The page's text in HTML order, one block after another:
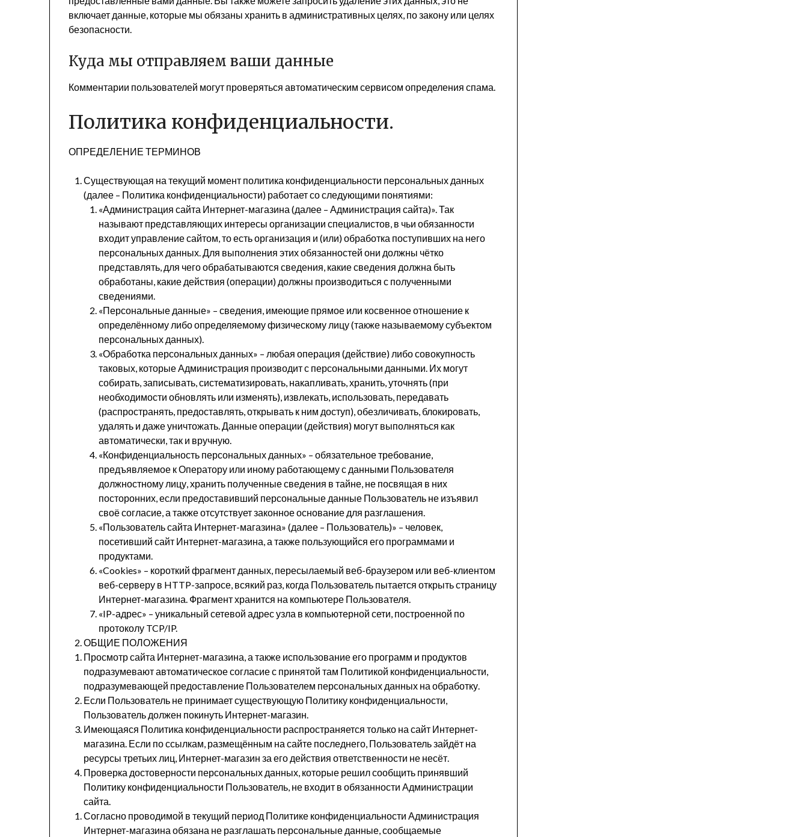
включает данные, которые мы обязаны хранить в административных целях, по закону или целях
безопасности.
Куда мы отправляем ваши данные
Комментарии пользователей могут проверяться автоматическим сервисом определения спама.
Политика конфиденциальности.
ОПРЕДЕЛЕНИЕ ТЕРМИНОВ
Существующая на текущий момент политика конфиденциальности персональных данных
(далее – Политика конфиденциальности) работает со следующими понятиями:
«Администрация сайта Интернет-магазина (далее – Администрация сайта)». Так
называют представляющих интересы организации специалистов, в чьи обязанности
входит управление сайтом, то есть организация и (или) обработка поступивших на него
персональных данных. Для выполнения этих обязанностей они должны чётко
представлять, для чего обрабатываются сведения, какие сведения должна быть
обработаны, какие действия (операции) должны производиться с полученными
сведениями.
«Персональные данные» – сведения, имеющие прямое или косвенное отношение к
определённому либо определяемому физическому лицу (также называемому субъектом
персональных данных).
«Обработка персональных данных» – любая операция (действие) либо совокупность
таковых, которые Администрация производит с персональными данными. Их могут
собирать, записывать, систематизировать, накапливать, хранить, уточнять (при
необходимости обновлять или изменять), извлекать, использовать, передавать
(распространять, предоставлять, открывать к ним доступ), обезличивать, блокировать,
удалять и даже уничтожать. Данные операции (действия) могут выполняться как
автоматически, так и вручную.
«Конфиденциальность персональных данных» – обязательное требование,
предъявляемое к Оператору или иному работающему с данными Пользователя
должностному лицу, хранить полученные сведения в тайне, не посвящая в них
посторонних, если предоставивший персональные данные Пользователь не изъявил
своё согласие, а также отсутствует законное основание для разглашения.
«Пользователь сайта Интернет-магазина» (далее – Пользователь)» – человек,
посетивший сайт Интернет-магазина, а также пользующийся его программами и
продуктами.
«Cookies» – короткий фрагмент данных, пересылаемый веб-браузером или веб-клиентом
веб-серверу в HTTP-запросе, всякий раз, когда Пользователь пытается открыть страницу
Интернет-магазина. Фрагмент хранится на компьютере Пользователя.
«IP-адрес» – уникальный сетевой адрес узла в компьютерной сети, построенной по
протоколу TCP/IP.
ОБЩИЕ ПОЛОЖЕНИЯ
Просмотр сайта Интернет-магазина, а также использование его программ и продуктов
подразумевают автоматическое согласие с принятой там Политикой конфиденциальности,
подразумевающей предоставление Пользователем персональных данных на обработку.
Если Пользователь не принимает существующую Политику конфиденциальности,
Пользователь должен покинуть Интернет-магазин.
Имеющаяся Политика конфиденциальности распространяется только на сайт Интернет-
магазина. Если по ссылкам, размещённым на сайте последнего, Пользователь зайдёт на
ресурсы третьих лиц, Интернет-магазин за его действия ответственности не несёт.
Проверка достоверности персональных данных, которые решил сообщить принявший
Политику конфиденциальности Пользователь, не входит в обязанности Администрации
сайта.
Согласно проводимой в текущий период Политике конфиденциальности Администрация
Интернет-магазина обязана не разглашать персональные данные, сообщаемые